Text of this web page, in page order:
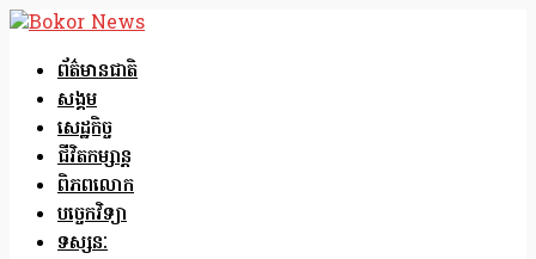
ព័ត៌មានជាតិ
សង្គម
សេដ្ឋកិច្ច
ជីវិតកម្សាន្ត
ពិភពលោក
បច្ចេកវិទ្យា
ទស្សនៈ